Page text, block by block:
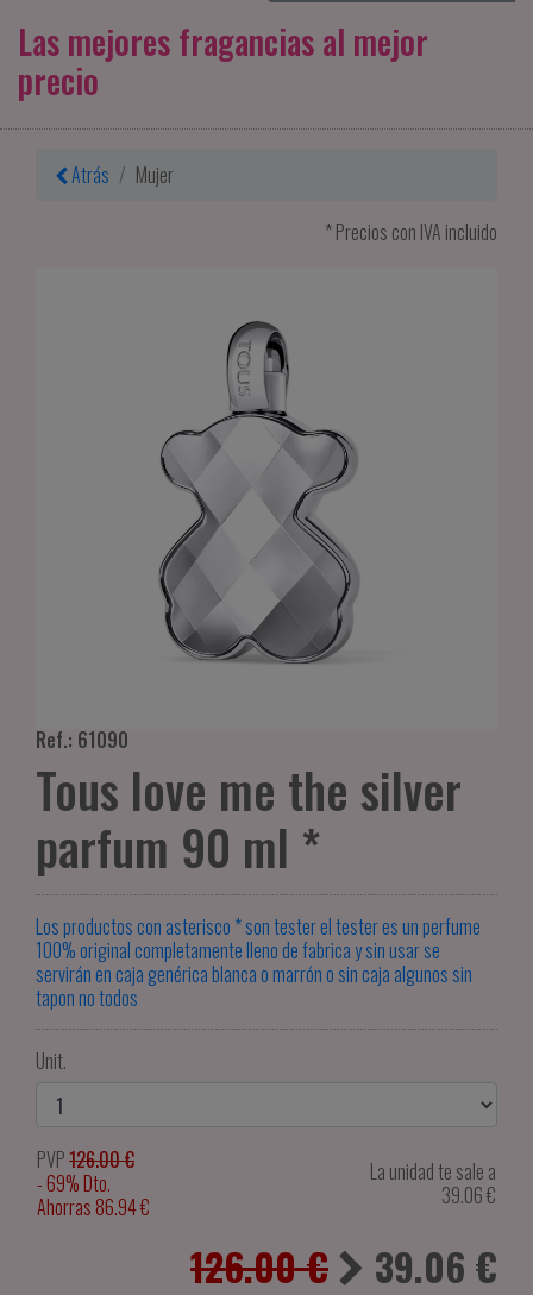
Las mejores fragancias al mejor
precio
Atrás
Mujer
* Precios con IVA incluido
Ref.: 61090
Tous love me the silver
parfum 90 ml *
Los productos con asterisco * son tester el tester es un perfume
100% original completamente lleno de fabrica y sin usar se
servirán en caja genérica blanca o marrón o sin caja algunos sin
tapon no todos
Unit.
PVP126.00 €
- 69% Dto.
Ahorras 86.94 €
La unidad te sale a
39.06€
126.00 € 39.06 €